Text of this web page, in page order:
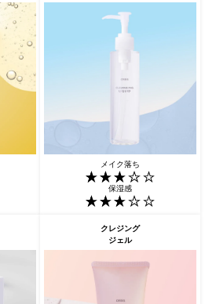
メイク落ち
保湿感
クレジング
ジェル